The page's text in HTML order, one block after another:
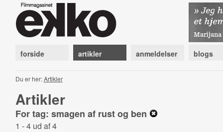
forside artikler anmeldelser blogs
Du er her:Artikler
Artikler
For tag: smagen af rust og ben
1 - 4 ud af 4